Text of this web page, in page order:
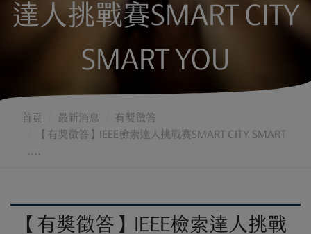
達人挑戰賽SMART CITY
SMART YOU
首頁 最新消息
有獎徵答
【有獎徵答】IEEE檢索達人挑戰賽SMART CITY SMART
【有獎徵答】IEEE檢索達人挑戰